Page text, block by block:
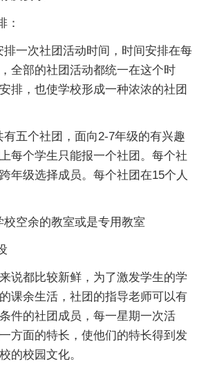
一次社团活动时间，时间安排在每
全部的社团活动都统一在这个时
排，也使学校形成一种浓浓的社团
五个社团，面向2-7年级的有兴趣
每个学生只能报一个社团。每个社
年级选择成员。每个社团在15个人
空余的教室或是专用教室
都比较新鲜，为了激发学生的学
课余生活，社团的指导老师可以有
件的社团成员，每一星期一次活
方面的特长，使他们的特长得到发
的校园文化。